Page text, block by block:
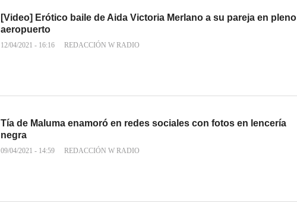
[Video] Erótico baile de Aida Victoria Merlano a su pareja en pleno
aeropuerto
12/04/2021 - 16:16 REDACCIÓN W RADIO
Tía de Maluma enamoró en redes sociales con fotos en lencería
negra
09/04/2021 - 14:59 REDACCIÓN W RADIO